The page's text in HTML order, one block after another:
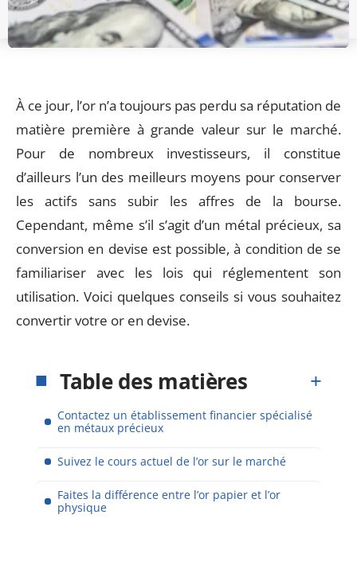
À ce jour, l’or n’a toujours pas perdu sa réputation de
matière première à grande valeur sur le marché.
Pour de nombreux investisseurs, il constitue
d’ailleurs l’un des meilleurs moyens pour conserver
les actifs sans subir les affres de la bourse.
Cependant, même s’il s’agit d’un métal précieux, sa
conversion en devise est possible, à condition de se
familiariser avec les lois qui réglementent son
utilisation. Voici quelques conseils si vous souhaitez
convertir votre or en devise.
Table des matières
Contactez un établissement financier spécialisé
en métaux précieux
Suivez le cours actuel de l’or sur le marché
Faites la différence entre l’or papier et l’or
physique